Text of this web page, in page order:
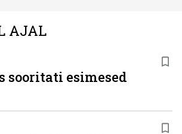
AJAL
sooritati esimesed